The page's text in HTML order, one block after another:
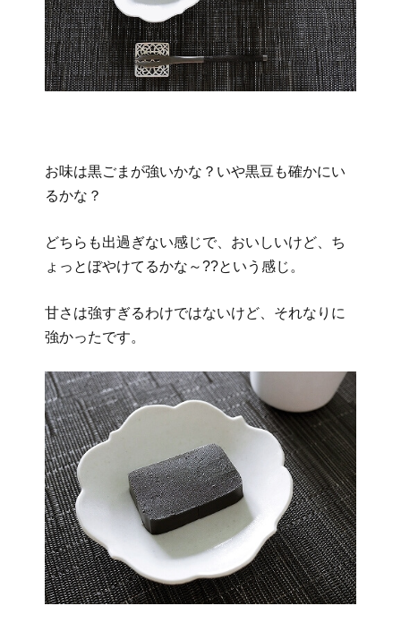
お味は黒ごまが強いかな？いや黒豆も確かにい
るかな？
どちらも出過ぎない感じで、おいしいけど、ち
ょっとぼやけてるかな～??という感じ。
甘さは強すぎるわけではないけど、それなりに
強かったです。